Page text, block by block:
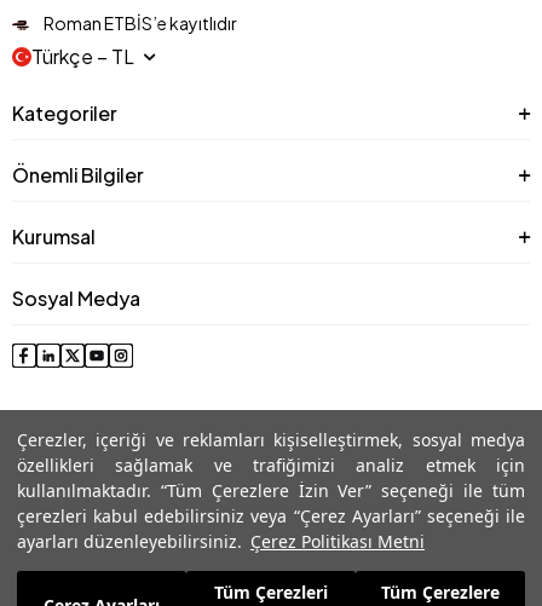
Çerezler, içeriği ve reklamları kişiselleştirmek, sosyal medya
özellikleri sağlamak ve trafiğimizi analiz etmek için
kullanılmaktadır. “Tüm Çerezlere İzin Ver” seçeneği ile tüm
çerezleri kabul edebilirsiniz veya “Çerez Ayarları” seçeneği ile
ayarları düzenleyebilirsiniz. Çerez Politikası Metni
Tüm Çerezleri Tüm Çerezlere
10.919,99 TL
Roman ETBİS’e kayıtlıdır
Türkçe − TL
Kategoriler
Önemli Bilgiler
Kurumsal
Sosyal Medya
© 2025 Roman® Tüm Hakları Saklıdır, İzinsiz kullanılamaz